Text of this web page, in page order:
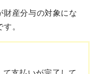
財産分与の対象にな
。